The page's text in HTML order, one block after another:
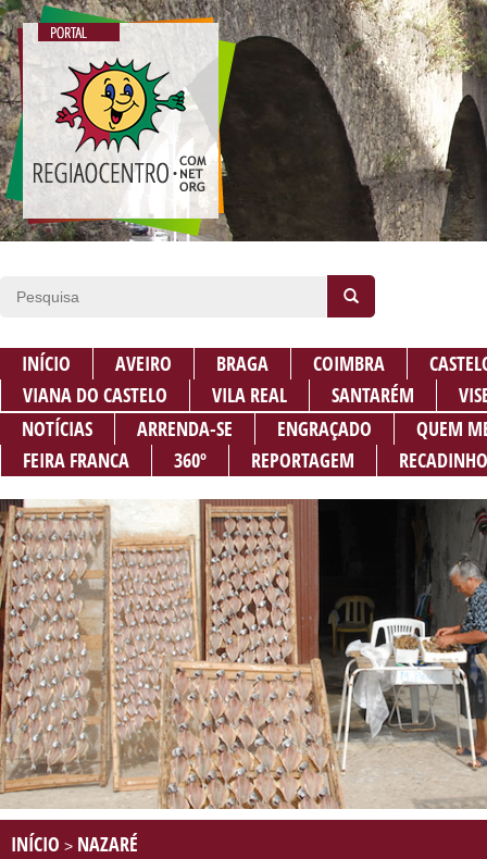
INÍCIO AVEIRO BRAGA COIMBRA
VIANA DO CASTELO
VILA REAL SANTARÉM
NOTÍCIAS
ARRENDA-SE ENGRAÇADO
QUEM
FEIRA FRANCA
360º REPORTAGEM
INÍCIO > NAZARÉ